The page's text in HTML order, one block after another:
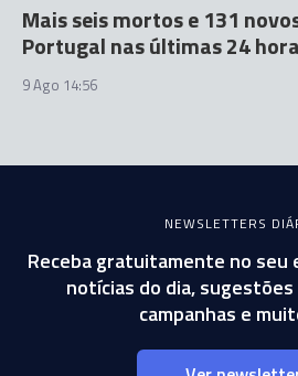
Mais seis mortos e 131
Portugal nas últimas 24
9 Ago 14:56
NEWSLETTERS
Receba gratuitamente no seu
notícias do dia,
campanhas e